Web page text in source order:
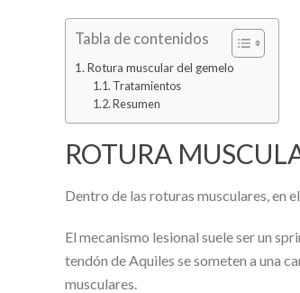
Tabla de contenidos
Rotura muscular del gemelo
Tratamientos
Resumen
ROTURA
Dentro de las roturas musculares, en
El mecanismo lesional suele ser un
tendón de Aquiles se someten a una
musculares.